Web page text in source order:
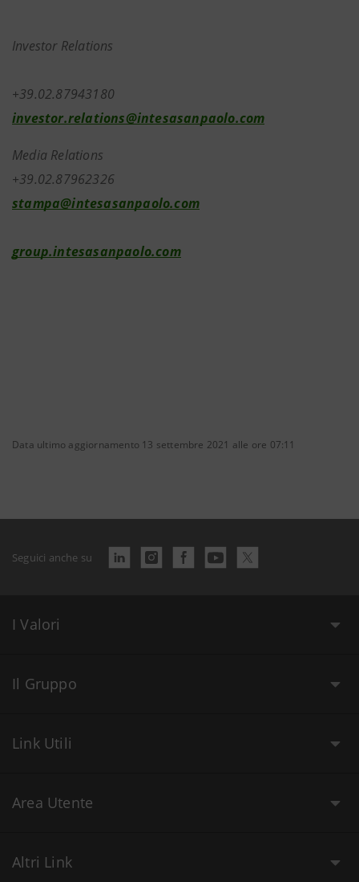
Investor Relations
investor.relations@intesasanpaolo.com
Media Relations
+39.02.87962326
stampa@intesasanpaolo.com
group.intesasanpaolo.com
Data ultimo aggiornamento 13 settembre 2021 alle ore 07:11
Seguici anche su
I Valori
Il Gruppo
Link Utili
Area Utente
Altri Link